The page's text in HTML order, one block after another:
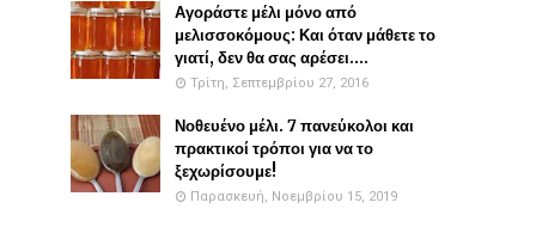
Αγοράστε μέλι μόνο από
μελισσοκόμους: Και όταν μάθετε το
γιατί, δεν θα σας αρέσει....
Τρίτη, Σεπτεμβρίου 27, 2016
Νοθευένο μέλι. 7 πανεύκολοι και
πρακτικοί τρόποι για να το
ξεχωρίσουμε!
Παρασκευή, Νοεμβρίου 15, 2019